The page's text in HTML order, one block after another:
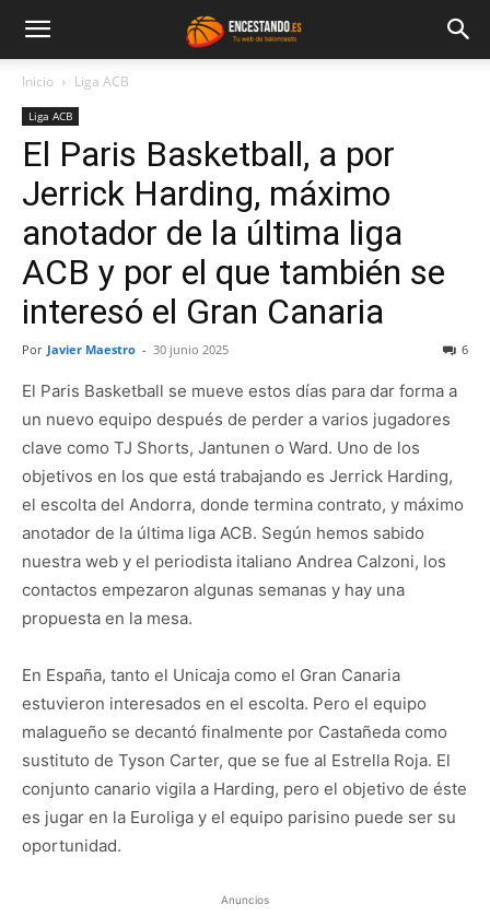
Inicio Liga ACB
Liga ACB
El Paris Basketball, a por
Jerrick Harding, máximo
anotador de la última liga
ACB y por el que también se
interesó el Gran Canaria
Por Javier Maestro - 30 junio 2025 6
El Paris Basketball se mueve estos días para dar forma a
un nuevo equipo después de perder a varios jugadores
clave como TJ Shorts, Jantunen o Ward. Uno de los
objetivos en los que está trabajando es Jerrick Harding,
el escolta del Andorra, donde termina contrato, y máximo
anotador de la última liga ACB. Según hemos sabido
nuestra web y el periodista italiano Andrea Calzoni, los
contactos empezaron algunas semanas y hay una
propuesta en la mesa.
En España, tanto el Unicaja como el Gran Canaria
estuvieron interesados en el escolta. Pero el equipo
malagueño se decantó finalmente por Castañeda como
sustituto de Tyson Carter, que se fue al Estrella Roja. El
conjunto canario vigila a Harding, pero el objetivo de éste
es jugar en la Euroliga y el equipo parisino puede ser su
oportunidad.
Anuncios